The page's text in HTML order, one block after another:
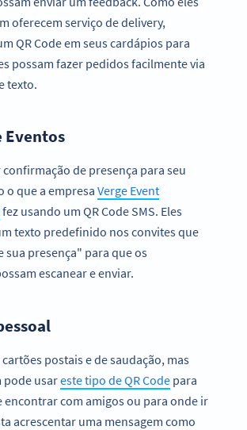
oferecem serviço de delivery,
QR Code em seus cardápios para
possam fazer pedidos facilmente via
texto.
Eventos
de presença para seu
o que a empresa Verge Event
fez usando um QR Code SMS. Eles
texto predefinido nos convites que
sua presença" para que os
escanear e enviar.
postais e de saudação, mas
pode usareste tipo de QR Code para
encontrar com amigos ou para onde ir
acrescentar uma mensagem como